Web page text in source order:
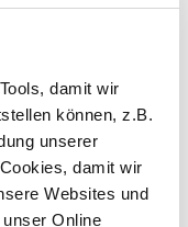
damit wir
können, z.B.
unserer
damit wir
Websites und
Online